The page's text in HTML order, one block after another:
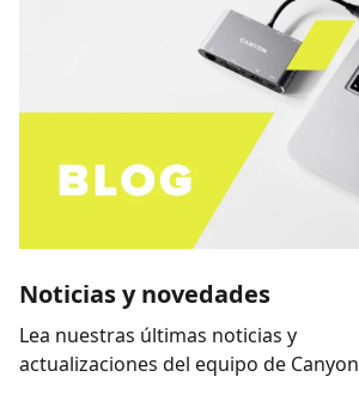
Noticias y novedades
Lea nuestras últimas noticias y
actualizaciones del equipo de Canyon